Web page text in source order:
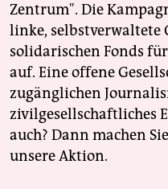
Zentrum". Die
linke, selbstverwaltete
solidarischen Fonds
auf. Eine offene
zugänglichen
zivilgesellschaftliches
auch? Dann machen
unsere Aktion.